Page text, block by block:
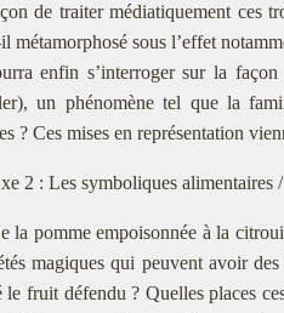
de traiter médiatiquement ces
il métamorphosé sous l’effet
enfin s’interroger sur la façon
un phénomène tel que la
? Ces mises en représentation
2 : Les symboliques alimentaires
la pomme empoisonnée à la
magiques qui peuvent avoir
le fruit défendu ? Quelles places